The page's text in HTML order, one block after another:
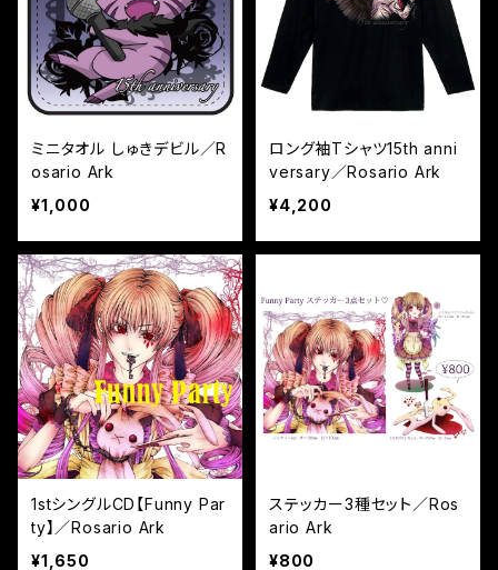
ミニタオル しゅきデビル／R
osario Ark
¥1,000
ロング袖Tシャツ15th anni
versary／Rosario Ark
¥4,200
1stシングルCD【Funny Par
ty】／Rosario Ark
¥1,650
ステッカー3種セット／Ros
ario Ark
¥800